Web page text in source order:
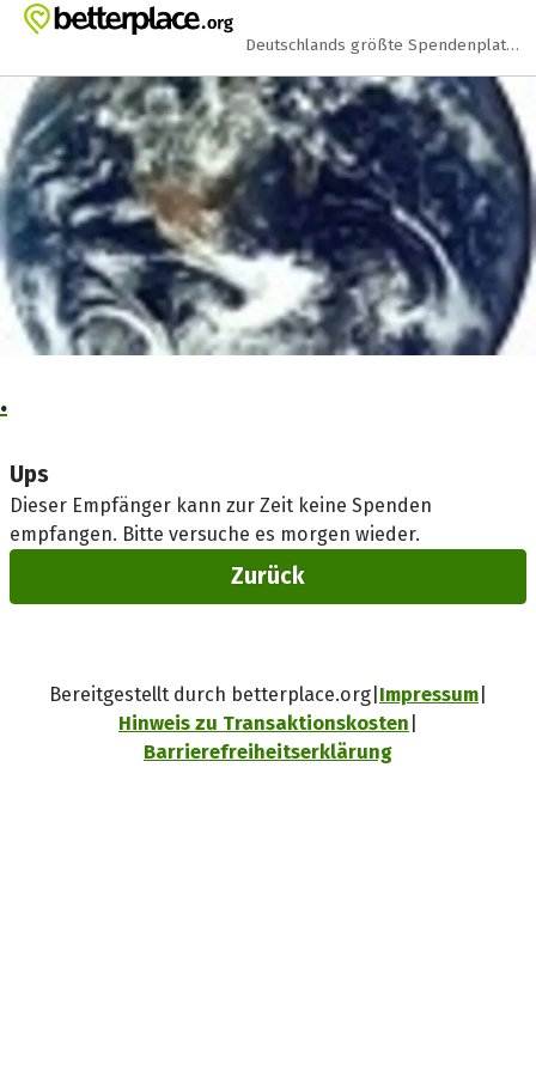
Zum Hauptinhalt springen
Erklärung zur Barrierefreiheit anzeigen
Deutschlands größte Spendenplattform
.
Ups
Dieser Empfänger kann zur Zeit keine Spenden
empfangen. Bitte versuche es morgen wieder.
Zurück
Bereitgestellt durch betterplace.org Impressum
Hinweis zu Transaktionskosten
Barrierefreiheitserklärung